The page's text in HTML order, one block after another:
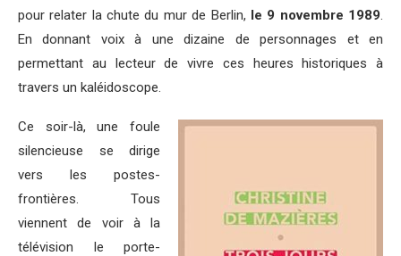
pour relater la chute du mur de Berlin, le 9 novembre 1989.
En donnant voix à une dizaine de personnages et en
permettant au lecteur de vivre ces heures historiques à
travers un kaléidoscope.
Ce soir-là, une foule
silencieuse se dirige
vers les postes-
frontières. Tous
viennent de voir à la
télévision le porte-